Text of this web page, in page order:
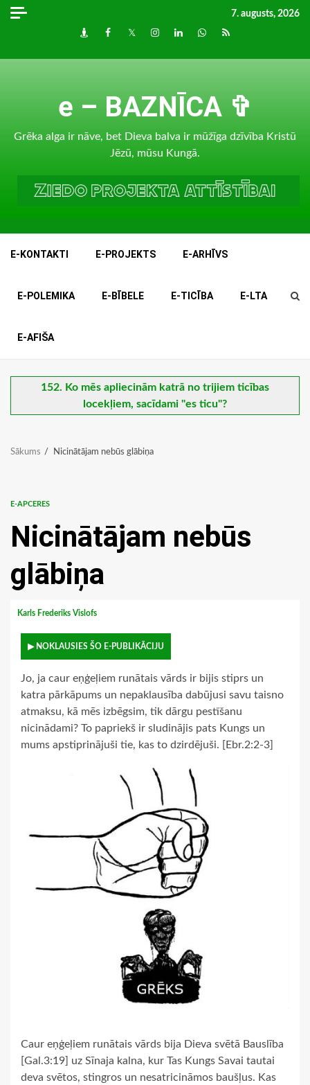
Skip
7. augusts, 2026
DraugiemFacebook
TwitterInstagram
LinkedInwhatsapp
RSS
e – BAZNĪCA ✞
Grēka alga ir nāve, bet Dieva balva ir mūžīga dzīvība Kristū
Jēzū, mūsu Kungā.
E-KONTAKTI E-PROJEKTS E-ARHĪVS
E-POLEMIKA E-BĪBELE E-TICĪBA E-LTA
E-AFIŠA
152. Ko mēs apliecinām katrā no trijiem ticības
locekļiem, sacīdami "es ticu"?
Sākums Nicinātājam nebūs glābiņa
E-APCERES
Nicinātājam nebūs
glābiņa
Karls Frederiks Vislofs
▶ NOKLAUSIES ŠO E-PUBLIKĀCIJU
Jo, ja caur eņģeļiem runātais vārds ir bijis stiprs un
katra pārkāpums un nepaklausība dabūjusi savu taisno
atmaksu, kā mēs izbēgsim, tik dārgu pestīšanu
nicinādami? To papriekš ir sludinājis pats Kungs un
mums apstiprinājuši tie, kas to dzirdējuši. [Ebr.2:2-3]
Caur eņģeļiem runātais vārds bija Dieva svētā Bauslība
[Gal.3:19] uz Sīnaja kalna, kur Tas Kungs Savai tautai
deva svētos, stingros un nesatricināmos baušļus. Kas